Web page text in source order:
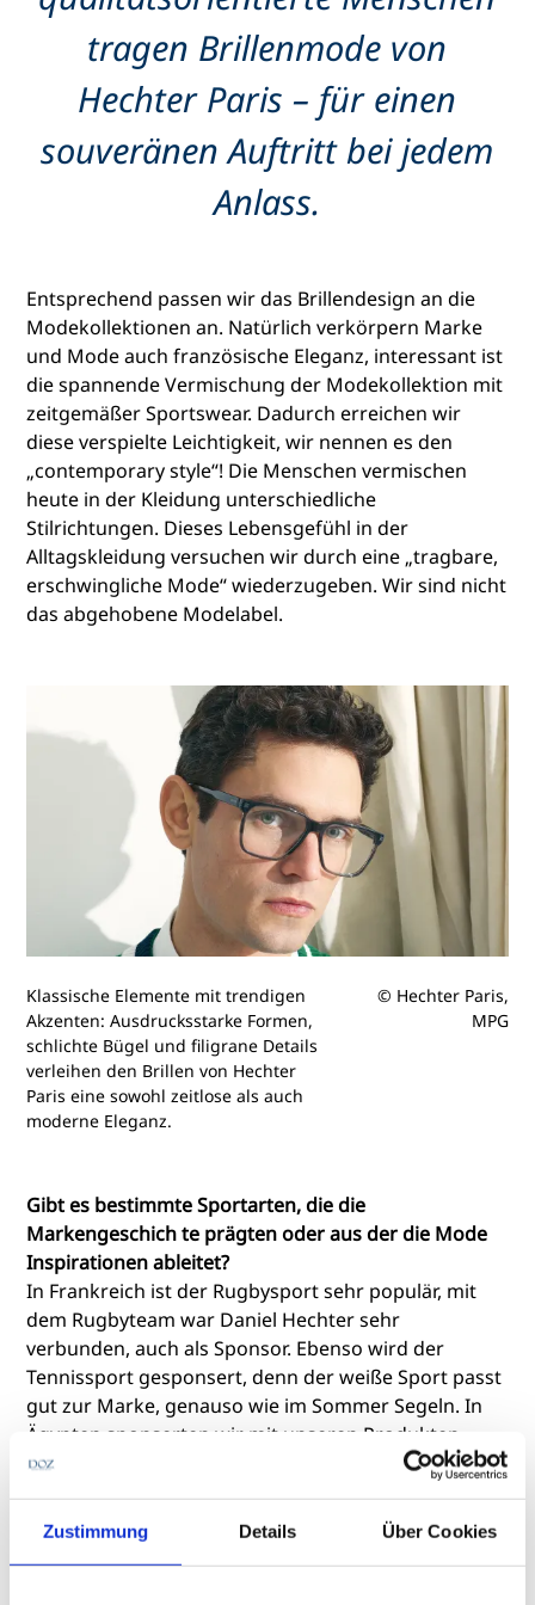
Zustimmung Details Über Cookies
tragen Brillenmode von
Hechter Paris – für einen
souveränen Auftritt bei jedem
Anlass.
Entsprechend passen wir das Brillendesign an die
Modekollektionen an. Natürlich verkörpern Marke
und Mode auch französische Eleganz, interessant ist
die spannende Vermischung der Modekollektion mit
zeitgemäßer Sportswear. Dadurch erreichen wir
diese verspielte Leichtigkeit, wir nennen es den
„contemporary style“! Die Menschen vermischen
heute in der Kleidung unterschiedliche
Stilrichtungen. Dieses Lebensgefühl in der
Alltagskleidung versuchen wir durch eine „tragbare,
erschwingliche Mode“ wiederzugeben. Wir sind nicht
das abgehobene Modelabel.
Klassische Elemente mit trendigen
Akzenten: Ausdrucksstarke Formen,
schlichte Bügel und filigrane Details
verleihen den Brillen von Hechter
Paris eine sowohl zeitlose als auch
moderne Eleganz.
© Hechter Paris,
MPG
Gibt es bestimmte Sportarten, die die
Markengeschich te prägten oder aus der die Mode
Inspirationen ableitet?
In Frankreich ist der Rugbysport sehr populär, mit
dem Rugbyteam war Daniel Hechter sehr
verbunden, auch als Sponsor. Ebenso wird der
Tennissport gesponsert, denn der weiße Sport passt
gut zur Marke, genauso wie im Sommer Segeln. In
Ägypten sponserten wir mit unseren Produkten
jüngst ein Golfturnier. Es hängt immer davon ab, mit
Schwerpunkt für sie liegt. Sportliche Elemente finden
sich immer in bestimmten Design-Codes wieder, wie